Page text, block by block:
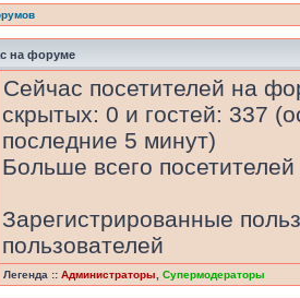
на форуме
Сейчас посетителей на
скрытых: 0 и гостей: 337
последние 5 минут)
Больше всего посетителей
Зарегистрированные
пользователей
Легенда :: Администраторы Супермодераторы